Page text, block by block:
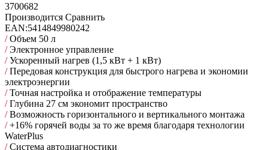
3700682
Производится Сравнить
EAN:5414849980242
/Объем 50 л
/Электронное управление
/Ускоренный нагрев (1,5 кВт + 1 кВт)
/Передовая конструкция для быстрого нагрева и экономии
электроэнергии
/Точная настройка и отображение температуры
/Глубина 27 см экономит пространство
/Возможность горизонтального и вертикального монтажа
/+16% горячей воды за то же время благодаря технологии
WaterPlus
/Cистема автодиагностики